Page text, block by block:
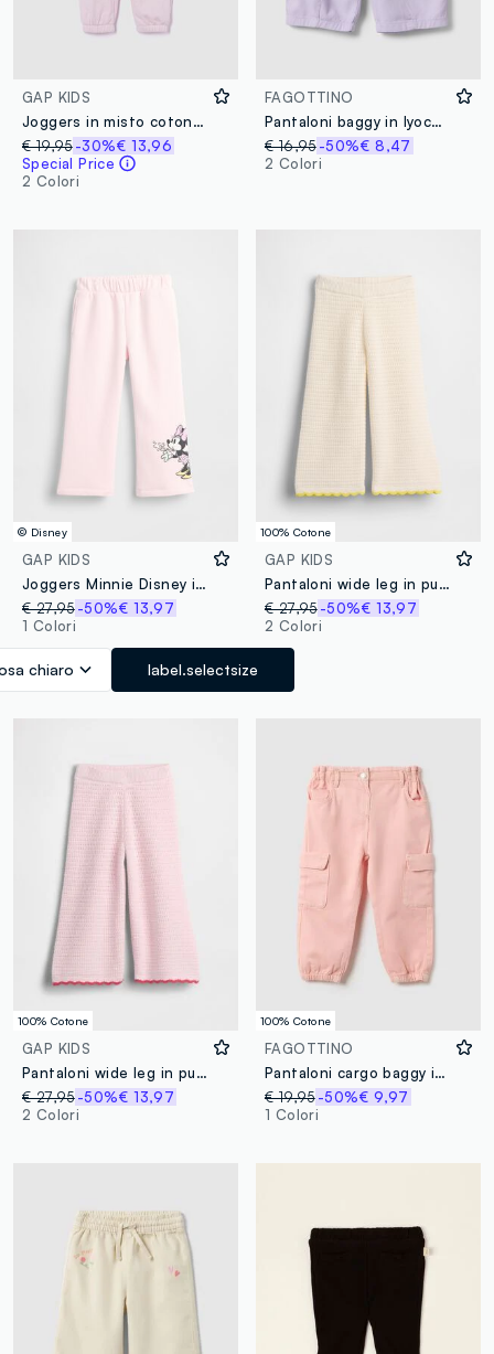
GAP KIDS
Joggers in misto cotone con logo GAP
€ 19,95-30%€ 13,96
Special Price
2 Colori
FAGOTTINO
Pantaloni baggy in lyocell e cotone viola da bimba
€ 16,95 -50%€ 8,47
2 Colori
© Disney
GAP KIDS
Joggers Minnie Disney in misto cotone
€ 27,95-50%€ 13,97
1 Colori
chiaro label.selectsize
100% Cotone
GAP KIDS
Pantaloni wide leg in puro cotone con lavorazione crochet
€ 27,95 -50%€ 13,97
2 Colori
100% Cotone
GAP KIDS
Pantaloni wide leg in puro cotone con lavorazione crochet
€ 27,95-50%€ 13,97
2 Colori
100% Cotone
FAGOTTINO
Pantaloni cargo baggy in puro cotone rosa da bimba
€ 19,95 -50%€ 9,97
1 Colori